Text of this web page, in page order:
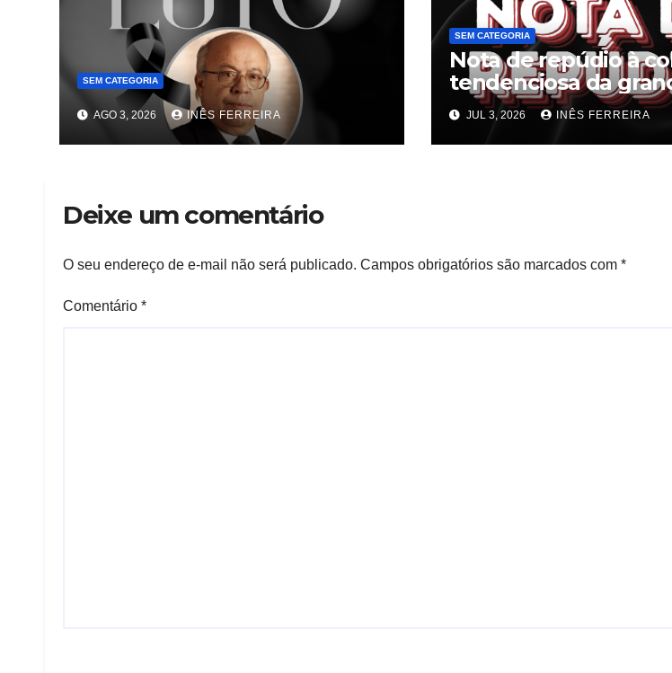
SEM CATEGORIA
AGO 3, 2026 INÊS FERREIRA
SEM CATEGORIA
Nota de repúdio à
tendenciosa da
sobre o fim da
JUL 3, 2026 INÊS FERREIRA
Deixe um comentário
O seu endereço de e-mail não será publicado. Campos obrigatórios são marcados com *
Comentário *